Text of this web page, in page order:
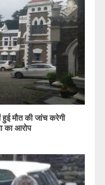
हुई मौत की जांच करेगी
का आरोप